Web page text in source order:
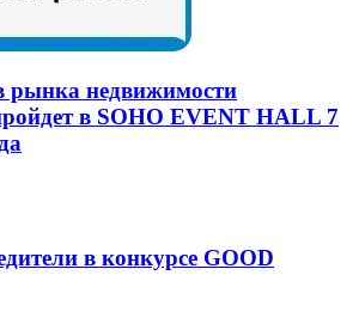
рынка недвижимости
в SOHO EVENT HALL 7
в конкурсе GOOD